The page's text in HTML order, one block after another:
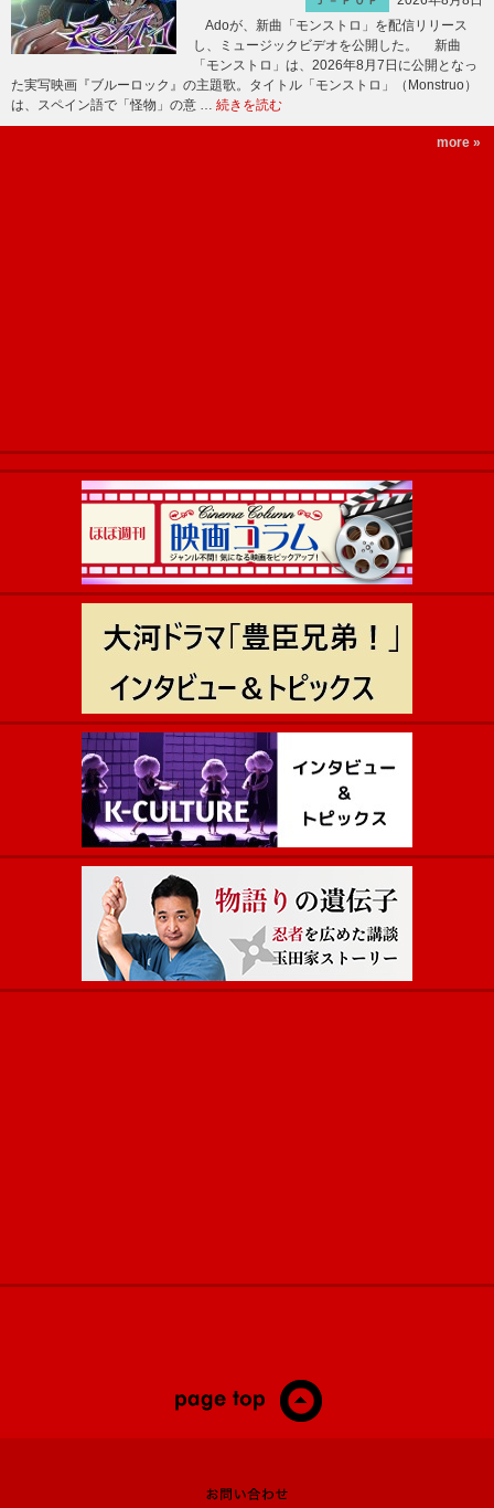
Adoが、新曲「モンストロ」を配信リリース
し、ミュージックビデオを公開した。 新曲
「モンストロ」は、2026年8月7日に公開となっ
た実写映画『ブルーロック』の主題歌。タイトル「モンストロ」（Monstruo）
は、スペイン語で「怪物」の意 … 続きを読む
more »